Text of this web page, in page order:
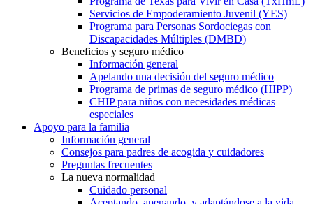
Servicios de Empoderamiento Juvenil (YES)
Programa para Personas Sordociegas con
Discapacidades Múltiples (DMBD)
Beneficios y seguro médico
Información general
Apelando una decisión del seguro médico
Programa de primas de seguro médico (HIPP)
CHIP para niños con necesidades médicas
especiales
Apoyo para la familia
Información general
Consejos para padres de acogida y cuidadores
Preguntas frecuentes
La nueva normalidad
Cuidado personal